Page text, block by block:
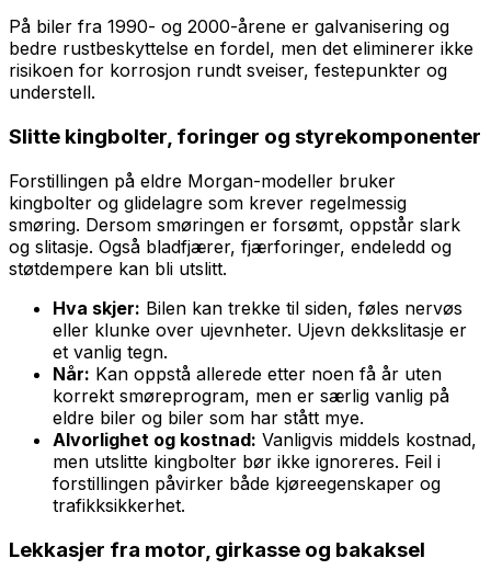
På biler fra 1990- og 2000-årene er galvanisering og
bedre rustbeskyttelse en fordel, men det eliminerer ikke
risikoen for korrosjon rundt sveiser, festepunkter og
understell.
Slitte kingbolter, foringer og styrekomponenter
Forstillingen på eldre Morgan-modeller bruker
kingbolter og glidelagre som krever regelmessig
smøring. Dersom smøringen er forsømt, oppstår slark
og slitasje. Også bladfjærer, fjærforinger, endeledd og
støtdempere kan bli utslitt.
Hva skjer: Bilen kan trekke til siden, føles nervøs
eller klunke over ujevnheter. Ujevn dekkslitasje er
et vanlig tegn.
Når: Kan oppstå allerede etter noen få år uten
korrekt smøreprogram, men er særlig vanlig på
eldre biler og biler som har stått mye.
Alvorlighet og kostnad: Vanligvis middels kostnad,
men utslitte kingbolter bør ikke ignoreres. Feil i
forstillingen påvirker både kjøreegenskaper og
trafikksikkerhet.
Lekkasjer fra motor, girkasse og bakaksel